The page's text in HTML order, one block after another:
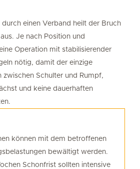
durch einen Verband heilt der Bruch
Je nach Position und
Operation mit stabilisierender
nötig, damit der einzige
zwischen Schulter und Rumpf,
und keine dauerhaften
können mit dem betroffenen
bewältigt werden.
Schonfrist sollten intensive